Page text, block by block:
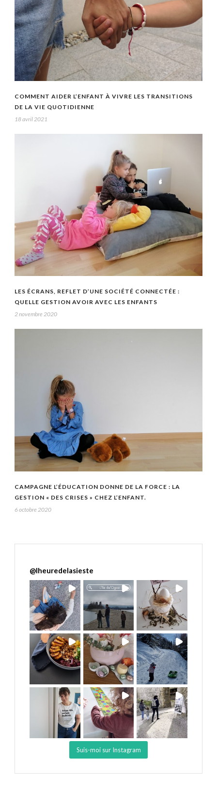
COMMENT AIDER L’ENFANT À VIVRE LES TRANSITIONS
DE LA VIE QUOTIDIENNE
18 avril 2021
LES ÉCRANS, REFLET D’UNE SOCIÉTÉ CONNECTÉE :
QUELLE GESTION AVOIR AVEC LES ENFANTS
2 novembre 2020
CAMPAGNE L’ÉDUCATION DONNE DE LA FORCE : LA
GESTION « DES CRISES » CHEZ L’ENFANT.
6 octobre 2020
@lheuredelasieste
Suis-moi sur Instagram